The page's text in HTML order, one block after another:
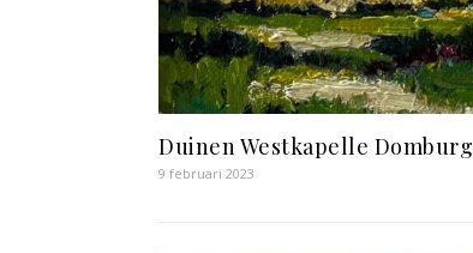
Duinen Westkapelle Domburg
9 februari 2023